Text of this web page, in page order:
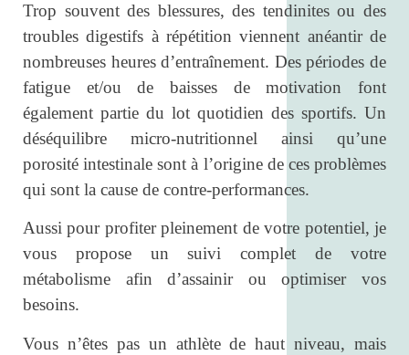
Trop souvent des blessures, des tendinites ou des
troubles digestifs à répétition viennent anéantir de
nombreuses heures d’entraînement. Des périodes de
fatigue et/ou de baisses de motivation font
également partie du lot quotidien des sportifs. Un
déséquilibre micro-nutritionnel ainsi qu’une
porosité intestinale sont à l’origine de ces problèmes
qui sont la cause de contre-performances.
Aussi pour profiter pleinement de votre potentiel, je
vous propose un suivi complet de votre
métabolisme afin d’assainir ou optimiser vos
besoins.
Vous n’êtes pas un athlète de haut niveau, mais